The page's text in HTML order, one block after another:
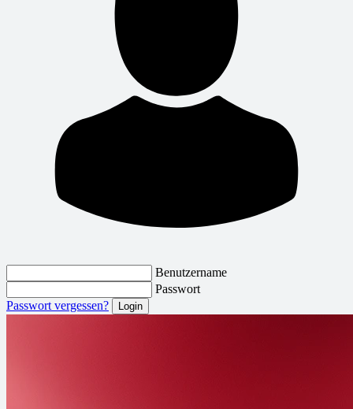
Benutzername
Passwort
Passwort vergessen?